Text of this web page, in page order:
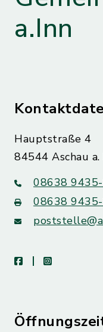
a.Inn
Hauptstraße 4
84544 Aschau a.
08638
08638
facebookinstagram